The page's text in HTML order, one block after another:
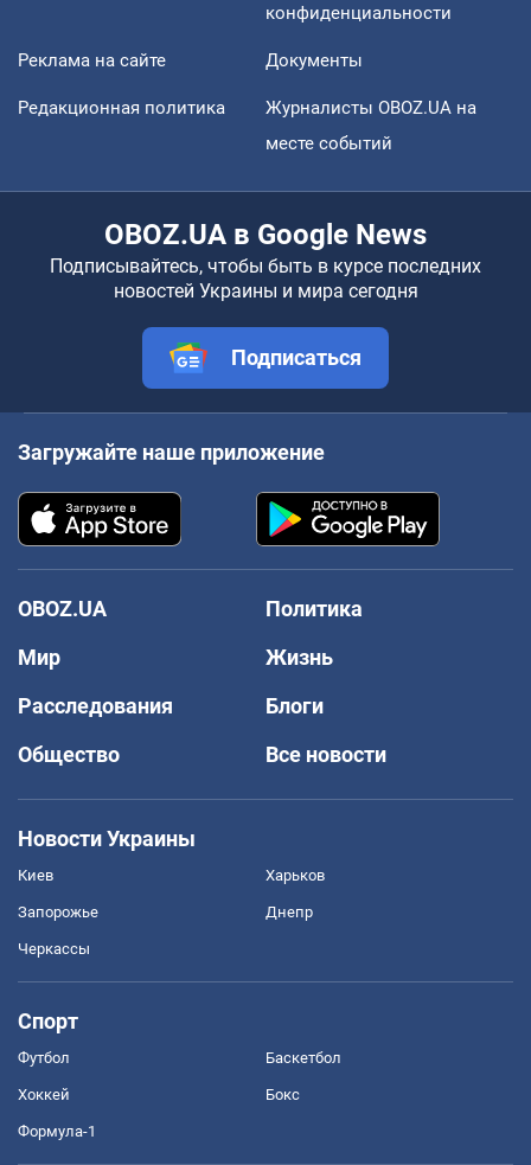
конфиденциальности
Реклама на сайте Документы
Редакционная политика
Журналисты OBOZ.UA на
месте событий
OBOZ.UA в Google News
Подписывайтесь, чтобы быть в курсе последних
новостей Украины и мира сегодня
Подписаться
Загружайте наше приложение
OBOZ.UA
Политика
Мир
Жизнь
Расследования
Блоги
Общество
Все новости
Новости Украины
Киев Харьков
Запорожье Днепр
Черкассы
Спорт
Футбол Баскетбол
Хоккей Бокс
Формула-1